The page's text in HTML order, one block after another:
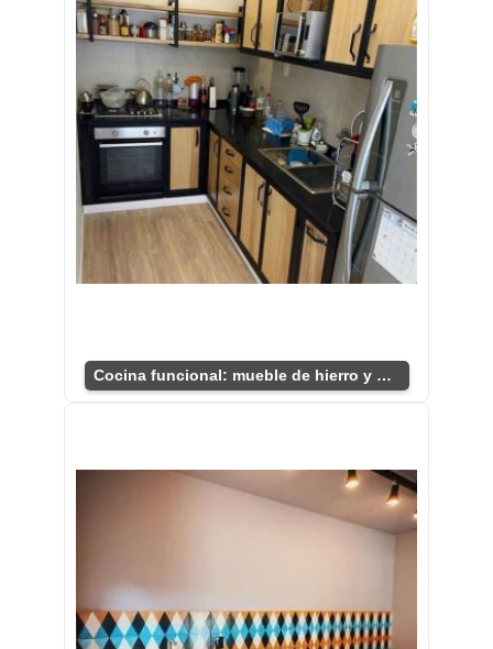
Cocina funcional: mueble de hierro y madera